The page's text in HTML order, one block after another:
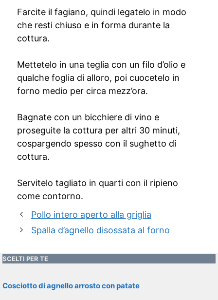
Farcite il fagiano, quindi legatelo in modo
che resti chiuso e in forma durante la
cottura.
Mettetelo in una teglia con un filo d’olio e
qualche foglia di alloro, poi cuocetelo in
forno medio per circa mezz’ora.
Bagnate con un bicchiere di vino e
proseguite la cottura per altri 30 minuti,
cospargendo spesso con il sughetto di
cottura.
Servitelo tagliato in quarti con il ripieno
come contorno.
Pollo intero aperto alla griglia
Spalla d’agnello disossata al forno
SCELTI PER TE
Cosciotto di agnello arrosto con patate